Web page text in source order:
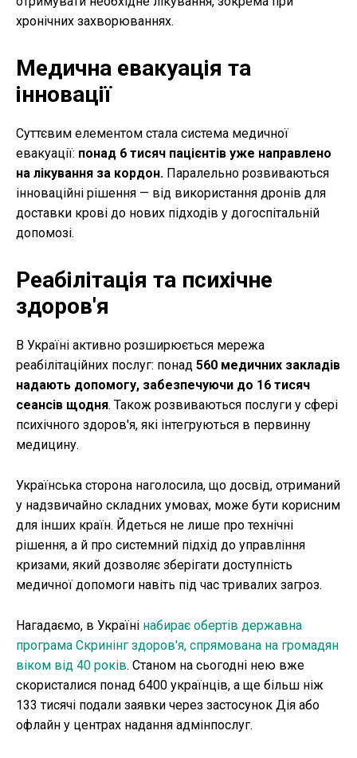
хронічних захворюваннях.
Медична евакуація та
інновації
Суттєвим елементом стала система медичної
евакуації: понад 6 тисяч пацієнтів уже направлено
на лікування за кордон. Паралельно розвиваються
інноваційні рішення — від використання дронів для
доставки крові до нових підходів у догоспітальній
допомозі.
Реабілітація та психічне
здоров'я
В Україні активно розширюється мережа
реабілітаційних послуг: понад 560 медичних закладів
надають допомогу, забезпечуючи до 16 тисяч
сеансів щодня. Також розвиваються послуги у сфері
психічного здоров'я, які інтегруються в первинну
медицину.
Українська сторона наголосила, що досвід, отриманий
у надзвичайно складних умовах, може бути корисним
для інших країн. Йдеться не лише про технічні
рішення, а й про системний підхід до управління
кризами, який дозволяє зберігати доступність
медичної допомоги навіть під час тривалих загроз.
Нагадаємо, в Україні набирає обертів державна
програма Скринінг здоров'я, спрямована на громадян
віком від 40 років. Станом на сьогодні нею вже
скористалися понад 6400 українців, а ще більш ніж
133 тисячі подали заявки через застосунок Дія або
офлайн у центрах надання адмінпослуг.